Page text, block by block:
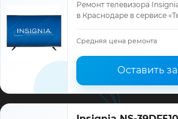
Ремонт телевизора
в Краснодаре в сервисе
ремонта, запчасти и
Средняя цена ремонта
Оставить